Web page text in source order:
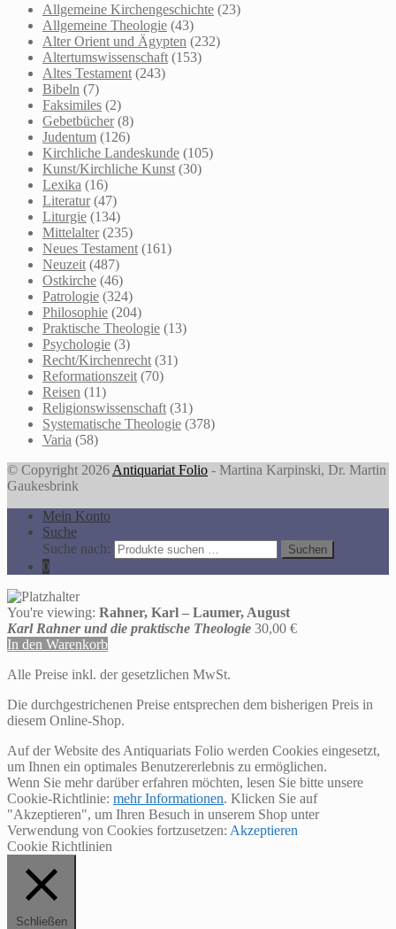
Allgemeine Kirchengeschichte (23)
Allgemeine Theologie (43)
Alter Orient und Ägypten (232)
Altertumswissenschaft (153)
Altes Testament (243)
Bibeln (7)
Faksimiles (2)
Gebetbücher (8)
Judentum (126)
Kirchliche Landeskunde (105)
Kunst/Kirchliche Kunst (30)
Lexika (16)
Literatur (47)
Liturgie (134)
Mittelalter (235)
Neues Testament (161)
Neuzeit (487)
Ostkirche (46)
Patrologie (324)
Philosophie (204)
Praktische Theologie (13)
Psychologie (3)
Recht/Kirchenrecht (31)
Reformationszeit (70)
Reisen (11)
Religionswissenschaft (31)
Systematische Theologie (378)
Varia (58)
© Copyright 2026 Antiquariat Folio - Martina Karpinski, Dr. Martin
Gaukesbrink
Mein Konto
Suche
Suche nach:
Suchen
0
You're viewing: Rahner, Karl – Laumer, August
Karl Rahner und die praktische Theologie 30,00 €
In den Warenkorb
Alle Preise inkl. der gesetzlichen MwSt.
Die durchgestrichenen Preise entsprechen dem bisherigen Preis in
diesem Online-Shop.
Auf der Website des Antiquariats Folio werden Cookies eingesetzt,
um Ihnen ein optimales Benutzererlebnis zu ermöglichen.
Wenn Sie mehr darüber erfahren möchten, lesen Sie bitte unsere
Cookie-Richtlinie: mehr Informationen. Klicken Sie auf
"Akzeptieren", um Ihren Besuch in unserem Shop unter
Verwendung von Cookies fortzusetzen: Akzeptieren
Cookie Richtlinien
Schließen